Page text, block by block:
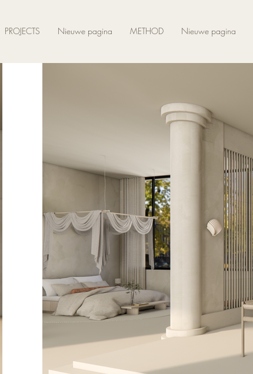
PROJECTS Nieuwe pagina METHOD Nieuwe pagina